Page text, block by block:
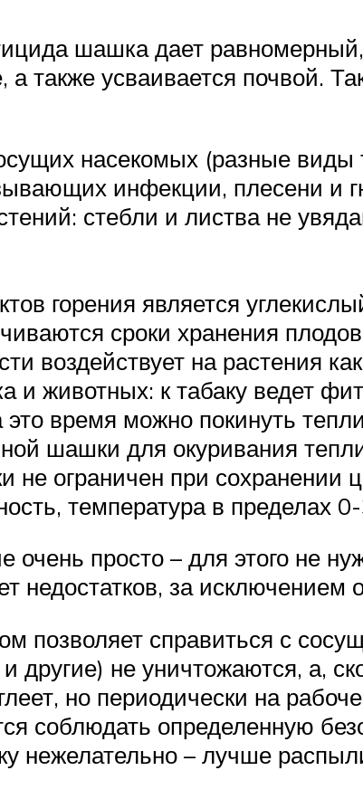
шашка дает
а также усваивается почвой.
насекомых (разные
инфекции, плесени и
стебли и листва не
горения является
сроки хранения
воздействует на растения
и животных: к табаку ведет
время можно покинуть
шашки для окуривания
не ограничен при сохранении
температура в пределах
очень просто – для этого не
недостатков, за исключением
позволяет справиться с
другие) не уничтожаются, а,
но периодически на
соблюдать определенную
нежелательно – лучше